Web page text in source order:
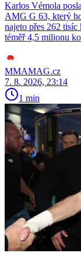
Karlos Vémola
AMG G 63, který
najeto přes 262
téměř 4,5 milionu
MMAMAG.cz
7. 8. 2026, 23:14
1 min